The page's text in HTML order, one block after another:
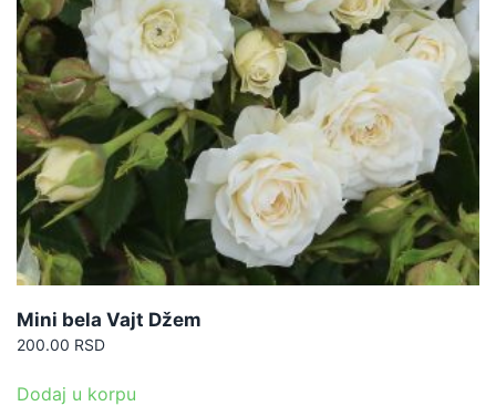
Mini bela Vajt Džem
200.00 RSD
Dodaj u korpu